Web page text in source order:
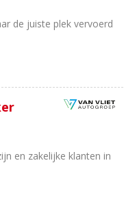
de juiste plek vervoerd
en zakelijke klanten in